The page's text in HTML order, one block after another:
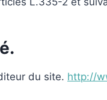
du site. http://